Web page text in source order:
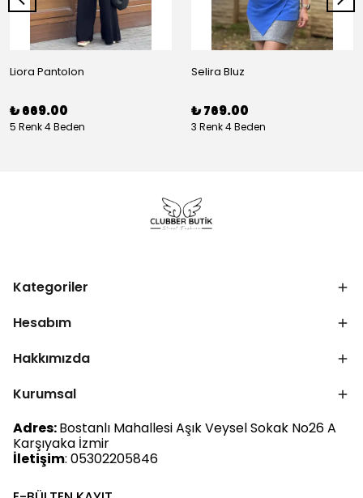
Liora Pantolon
₺ 669.00
5 Renk 4 Beden
Selira Bluz
₺ 769.00
3 Renk 4 Beden
Kategoriler
Hesabım
Hakkımızda
Kurumsal
Adres:Bostanlı Mahallesi Aşık Veysel Sokak No26 A
Karşıyaka İzmir
İletişim: 05302205846